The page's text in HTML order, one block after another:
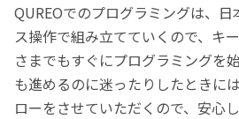
QUREOでのプログラミングは、
ス操作で組み立てていくので、キ
さまでもすぐにプログラミングを
も進めるのに迷ったりしたときに
ローをさせていただくので、安心